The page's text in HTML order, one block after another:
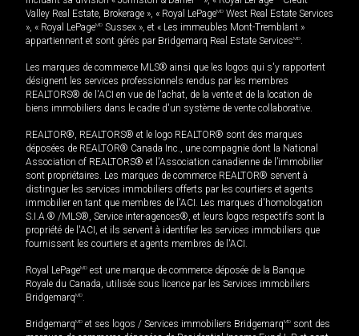
Valley Real Estate, Brokerage », « Royal LePageMD West Real Estate Services
», « Royal LePageMD Sussex », et « Les immeubles Mont-Tremblant »
appartiennent et sont gérés par Bridgemarq Real Estate ServicesMD.
Les marques de commerce MLS® ainsi que les logos qui s'y rapportent
désignent les services professionnels rendus par les membres
REALTORS® de l'ACI en vue de l'achat, de la vente et de la location de
biens immobiliers dans le cadre d'un système de vente collaborative.
REALTOR®, REALTORS® et le logo REALTOR® sont des marques
déposées de REALTOR® Canada Inc., une compagnie dont la National
Association of REALTORS® et l'Association canadienne de l’immobilier
sont propriétaires. Les marques de commerce REALTOR® servent à
distinguer les services immobiliers offerts par les courtiers et agents
immobilier en tant que membres de l'ACI. Les marques d'homologation
S.I.A.® /MLS®, Service inter-agences®, et leurs logos respectifs sont la
propriété de l'ACI, et ils servent à identifier les services immobiliers que
fournissent les courtiers et agents membres de l'ACI.
Royal LePageMD est une marque de commerce déposée de la Banque
Royale du Canada, utilisée sous licence par les Services immobiliers
BridgemarqMD.
BridgemarqMD et ses logos / Services immobiliers BridgemarqMD sont des